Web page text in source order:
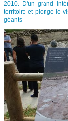
2010. D'un grand
territoire et plonge le
géants.